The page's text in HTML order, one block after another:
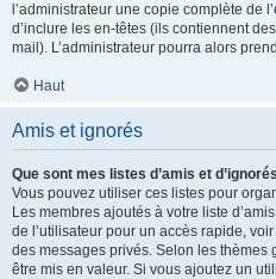
l’administrateur une copie complète de
d’inclure les en-têtes (ils contiennent
mail). L’administrateur pourra alors
Haut
Amis et ignorés
Que sont mes listes d’amis et
Vous pouvez utiliser ces listes pour
Les membres ajoutés à votre liste
de l’utilisateur pour un accès rapide,
des messages privés. Selon les
être mis en valeur. Si vous ajoutez un